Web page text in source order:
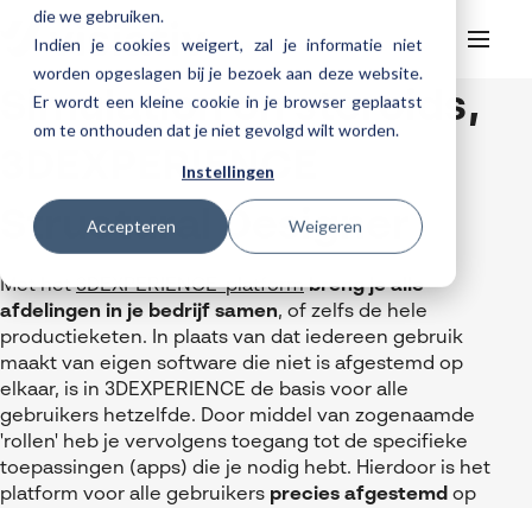
die we gebruiken.
Indien je cookies weigert, zal je informatie niet
worden opgeslagen bij je bezoek aan deze website.
Er wordt een kleine cookie in je browser geplaatst
om te onthouden dat je niet gevolgd wilt worden.
Instellingen
Accepteren Weigeren
HelpdeskWebinars
SOLIDWORKS Design
AI in SOLIDWORKS Design
Cloud services gratis activeren
SOLIDWORKS Design Ultimate
CATIA
3DEXPERIENCE
nTopology
DriveWorks
DraftSight
Manufacturing
DELMIA
SOLIDWORKS CAM
Databeheer & PLM
SOLIDWORKS PDM
Visiativ PLM
ENOVIA
Virtueel testen
3DEXPERIENCE Cloud Simulation
SOLIDWORKS Simulation
Consultancy diensten
Meer
SOLIDWORKS Composer
Cloud services for SOLIDWORKS
Cloudmigratie
Trainingen
3DEXPERIENCE trainingen
Trainingskalender
Helpdesk
My Visiativ Login
Onderhoudscontract SOLIDWORKS
Download SOLIDWORKS 2025
Over Visiativ
Ons bedrijf
Werken bij Visiativ
Nieuws
Evenementen
Contact
Simulation on steroids,
3DEXPERIENCE
Structural Designer
Met het3DEXPERIENCE-platform breng je alle
afdelingen in je bedrijf samen, of zelfs de hele
productieketen. In plaats van dat iedereen gebruik
maakt van eigen software die niet is afgestemd op
elkaar, is in 3DEXPERIENCE de basis voor alle
gebruikers hetzelfde. Door middel van zogenaamde
'rollen' heb je vervolgens toegang tot de specifieke
toepassingen (apps) die je nodig hebt. Hierdoor is het
platform voor alle gebruikers precies afgestemd op